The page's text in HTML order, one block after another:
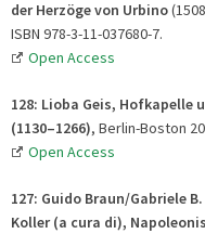
der Herzöge von Urbino
ISBN 978-3-11-037680-7.
Open Access
128: Lioba Geis, Hofkapelle
(1130–1266), Berlin-Boston
Open Access
127: Guido Braun/Gabriele
Koller (a cura di),